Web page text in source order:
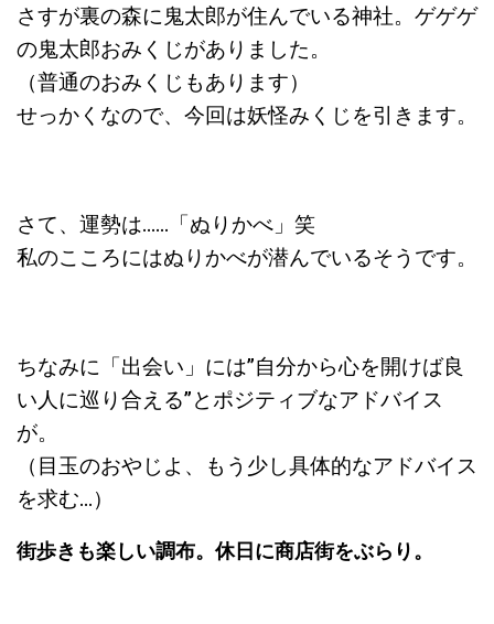
さすが裏の森に鬼太郎が住んでいる神社。ゲゲゲ
の鬼太郎おみくじがありました。
（普通のおみくじもあります）
せっかくなので、今回は妖怪みくじを引きます。
さて、運勢は……「ぬりかべ」笑
私のこころにはぬりかべが潜んでいるそうです。
ちなみに「出会い」には”自分から心を開けば良
い人に巡り合える”とポジティブなアドバイス
が。
（目玉のおやじよ、もう少し具体的なアドバイス
を求む…）
街歩きも楽しい調布。休日に商店街をぶらり。